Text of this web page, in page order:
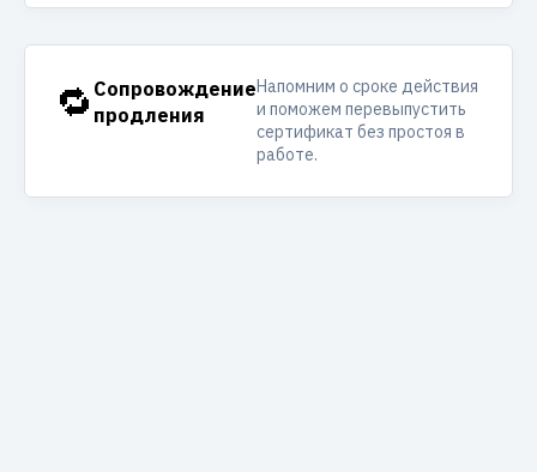
🔁 Сопровождение
продления
Напомним о сроке действия
и поможем перевыпустить
сертификат без простоя в
работе.